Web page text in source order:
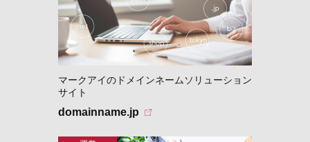
マークアイのドメインネームソリューション
サイト
domainname.jp